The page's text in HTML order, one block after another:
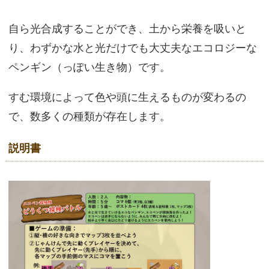
自ら光合成することができ、土から栄養を吸いと
り、わずかな水と光だけでも大丈夫なエコロジーな
ペンギン（っぽい生き物）です。
すむ環境によって色や頭に生えるものが変わるの
で、数多くの種類が存在します。
説明書